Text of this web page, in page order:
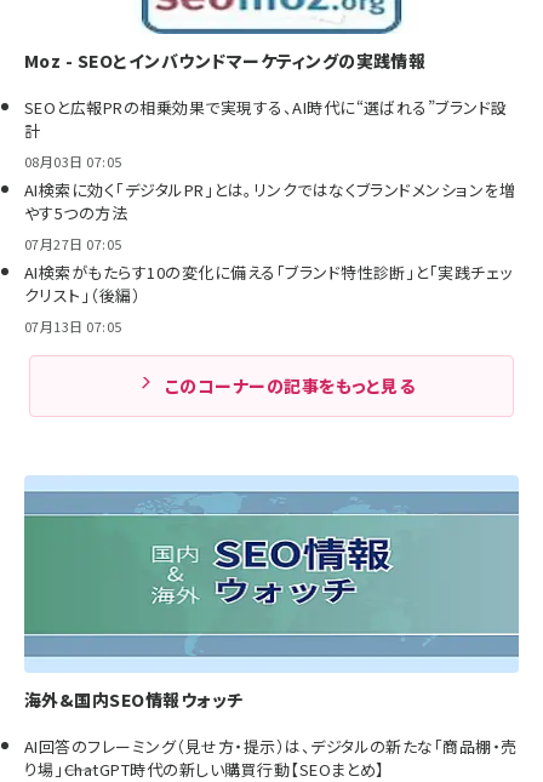
Moz - SEOとインバウンドマーケティングの実践情報
SEOと広報PRの相乗効果で実現する、AI時代に“選ばれる”ブランド設
計
08月03日 07:05
AI検索に効く「デジタルPR」とは。リンクではなくブランドメンションを増
やす5つの方法
07月27日 07:05
AI検索がもたらす10の変化に備える「ブランド特性診断」と「実践チェッ
クリスト」（後編）
07月13日 07:05
このコーナーの記事をもっと見る
海外&国内SEO情報ウォッチ
AI回答のフレーミング（見せ方・提示）は、デジタルの新たな「商品棚・売
り場」――ChatGPT時代の新しい購買行動【SEOまとめ】